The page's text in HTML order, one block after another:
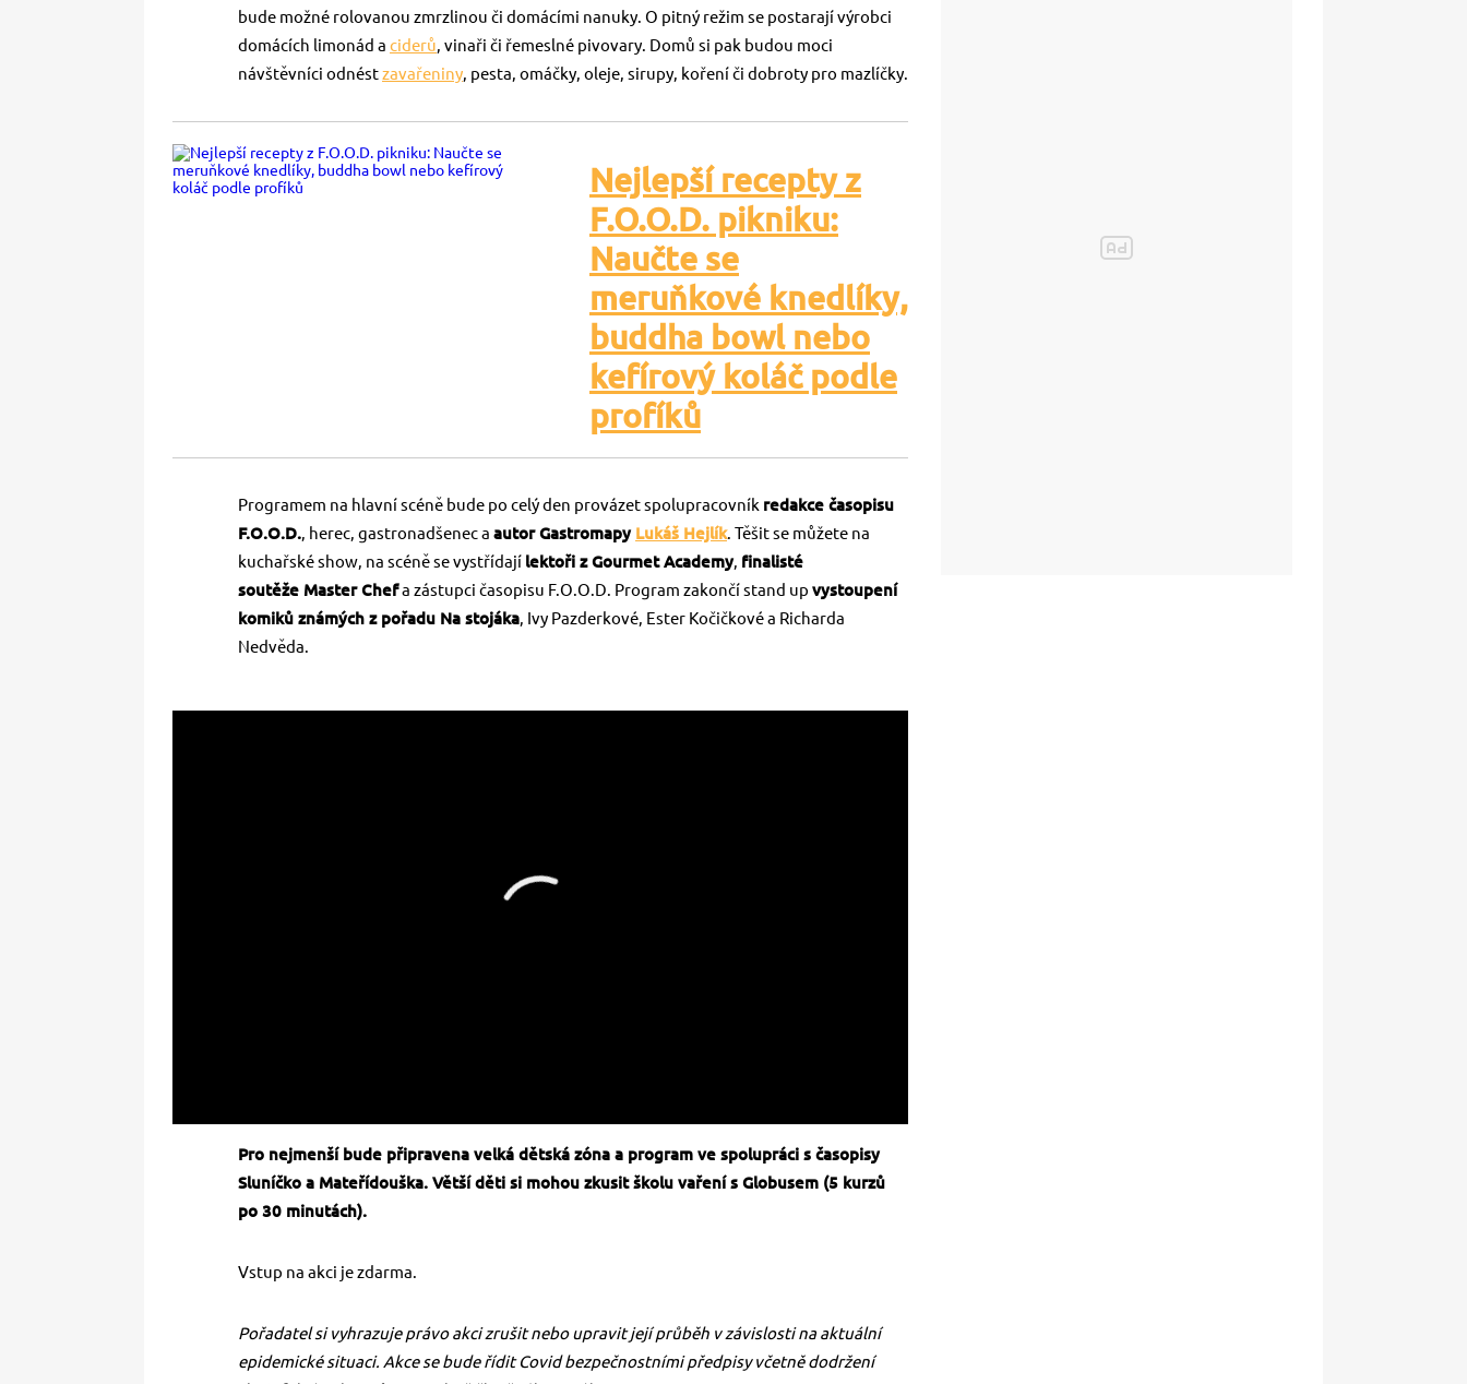
bude možné rolovanou zmrzlinou či domácími nanuky. O pitný režim se postarají výrobci
domácích limonád a ciderů, vinaři či řemeslné pivovary. Domů si pak budou moci
návštěvníci odnéstzavařeniny, pesta, omáčky, oleje, sirupy, koření či dobroty pro mazlíčky.
Nejlepší recepty z
F.O.O.D. pikniku:
Naučte se
meruňkové knedlíky,
buddha bowl nebo
kefírový koláč podle
profíků
Programem na hlavní scéně bude po celý den provázet spolupracovník redakce časopisu
F.O.O.D., herec, gastronadšenec a autor Gastromapy Lukáš Hejlík. Těšit se můžete na
kuchařské show, na scéně se vystřídají lektoři z Gourmet Academy, finalisté
soutěže Master Chefa zástupci časopisu F.O.O.D. Program zakončí stand up vystoupení
komiků známých z pořadu Na stojáka, Ivy Pazderkové, Ester Kočičkové a Richarda
Nedvěda.
Pro nejmenší bude připravena velká dětská zóna a program ve spolupráci s časopisy
Sluníčko a Mateřídouška. Větší děti si mohou zkusit školu vaření s Globusem (5 kurzů
po 30 minutách).
Vstup na akci je zdarma.
Pořadatel si vyhrazuje právo akci zrušit nebo upravit její průběh v závislosti na aktuální
epidemické situaci. Akce se bude řídit Covid bezpečnostními předpisy včetně dodržení